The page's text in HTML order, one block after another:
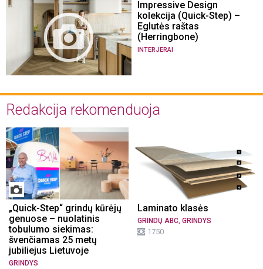
Impressive Design
kolekcija (Quick-Step) –
Eglutės raštas
(Herringbone)
INTERJERAI
Redakcija rekomenduoja
„Quick-Step“ grindų kūrėjų
genuose – nuolatinis
tobulumo siekimas:
švenčiamas 25 metų
jubiliejus Lietuvoje
GRINDYS
Laminato klasės
GRINDŲ ABC, GRINDYS
1750